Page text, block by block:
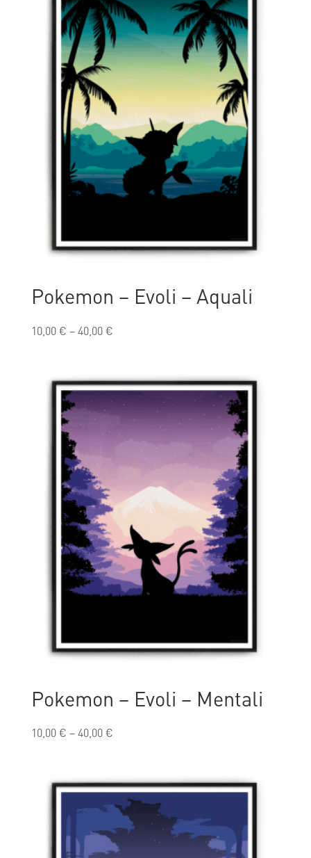
Pokemon – Evoli – Aquali
10,00€ –40,00€
Pokemon – Evoli – Mentali
10,00€ –40,00€